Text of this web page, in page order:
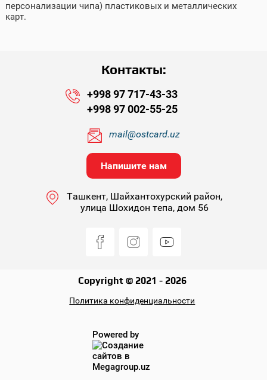
персонализации чипа) пластиковых и металлических
карт.
Контакты:
+998 97 717-43-33
+998 97 002-55-25
mail@ostcard.uz
Напишите нам
Ташкент, Шайхантохурский район,
улица Шохидон тепа, дом 56
Copyright © 2021 - 2026
Политика конфиденциальности
Powered by